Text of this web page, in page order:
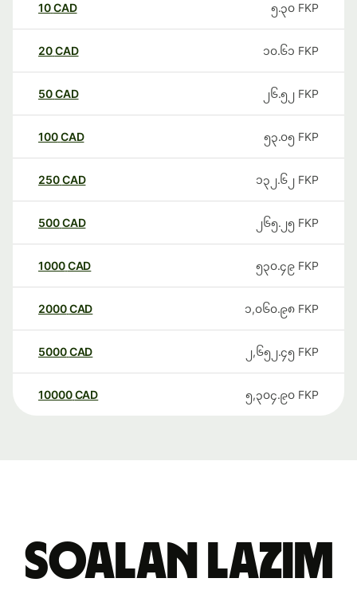
10CAD ၅.၃၀ FKP
20CAD ၁၀.၆၁ FKP
50CAD ၂၆.၅၂ FKP
100CAD ၅၃.၀၅ FKP
250CAD ၁၃၂.၆၂ FKP
500CAD ၂၆၅.၂၅ FKP
1000CAD ၅၃၀.၄၉ FKP
2000CAD ၁,၀၆၀.၉၈ FKP
5000CAD ၂,၆၅၂.၄၅ FKP
10000 CAD ၅,၃၀၄.၉၀ FKP
Soalan Lazim